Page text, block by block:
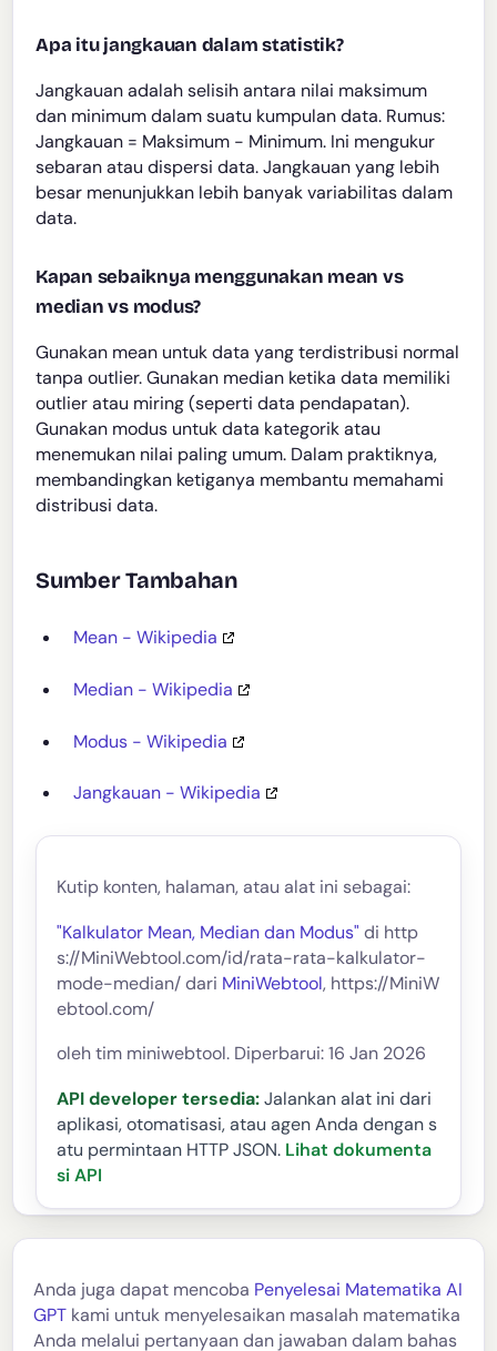
Apa itu jangkauan dalam statistik?
Jangkauan adalah selisih antara nilai maksimum
dan minimum dalam suatu kumpulan data. Rumus:
Jangkauan = Maksimum - Minimum. Ini mengukur
sebaran atau dispersi data. Jangkauan yang lebih
besar menunjukkan lebih banyak variabilitas dalam
data.
Kapan sebaiknya menggunakan mean vs
median vs modus?
Gunakan mean untuk data yang terdistribusi normal
tanpa outlier. Gunakan median ketika data memiliki
outlier atau miring (seperti data pendapatan).
Gunakan modus untuk data kategorik atau
menemukan nilai paling umum. Dalam praktiknya,
membandingkan ketiganya membantu memahami
distribusi data.
Sumber Tambahan
Mean - Wikipedia
Median - Wikipedia
Modus - Wikipedia
Jangkauan - Wikipedia
Kutip konten, halaman, atau alat ini sebagai:
"Kalkulator Mean, Median dan Modus" di http
s://MiniWebtool.com/id/rata-rata-kalkulator-
mode-median/ dari MiniWebtool, https://MiniW
ebtool.com/
oleh tim miniwebtool. Diperbarui: 16 Jan 2026
API developer tersedia: Jalankan alat ini dari
aplikasi, otomatisasi, atau agen Anda dengan s
atu permintaan HTTP JSON. Lihat dokumenta
si API
Anda juga dapat mencoba Penyelesai Matematika AI
GPT kami untuk menyelesaikan masalah matematika
Anda melalui pertanyaan dan jawaban dalam bahas